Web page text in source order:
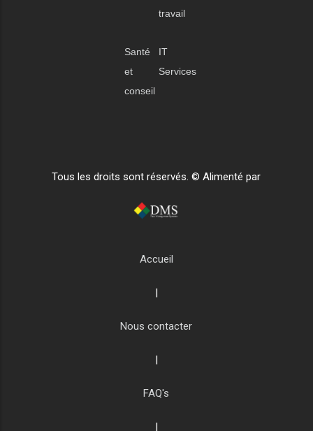
travail
Santé
et
conseil
IT
Services
Tous les droits sont réservés. © Alimenté par
Accueil
Nous contacter
FAQ's